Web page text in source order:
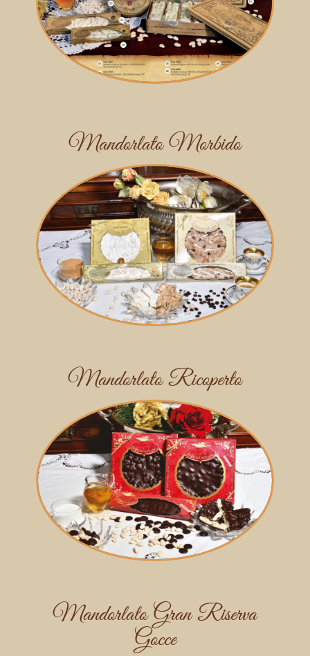
Mandorlato Morbido
Mandorlato Ricoperto
Mandorlato Gran Riserva
Gocce